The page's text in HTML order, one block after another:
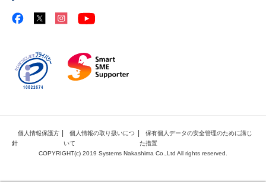
個人情報保護方
針
|
個人情報の取り扱いにつ
いて
|
保有個人データの安全管理のために講じ
た措置
COPYRIGHT(c) 2019 Systems Nakashima Co.,Ltd All rights reserved.